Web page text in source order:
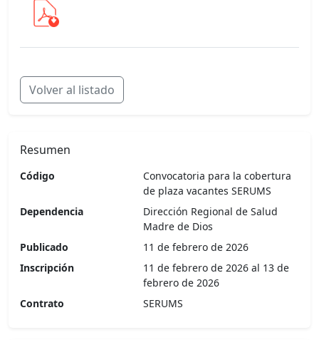
Volver al listado
Resumen
Código
Convocatoria para la cobertura
de plaza vacantes SERUMS
Dependencia
Dirección Regional de Salud
Madre de Dios
Publicado
11 de febrero de 2026
Inscripción
11 de febrero de 2026 al 13 de
febrero de 2026
Contrato
SERUMS